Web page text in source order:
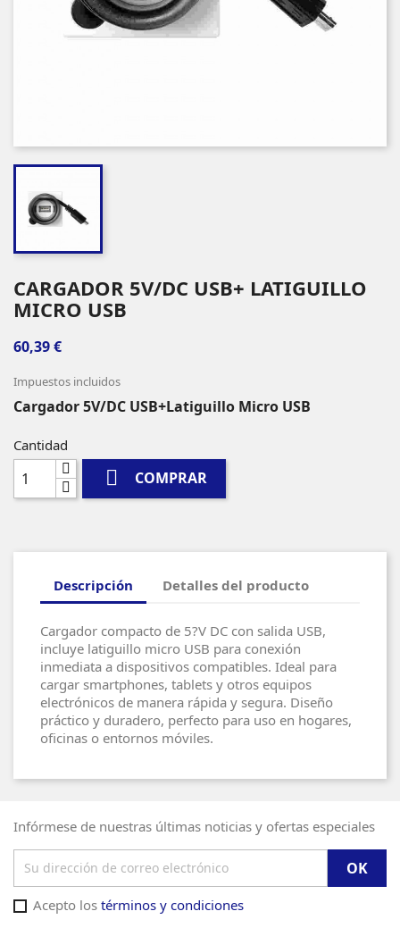
CARGADOR 5V/DC USB+ LATIGUILLO
MICRO USB
60,39 €
Impuestos incluidos
Cargador 5V/DC USB+Latiguillo Micro USB
Cantidad
 COMPRAR
Descripción Detalles del producto
Cargador compacto de 5?V DC con salida USB,
incluye latiguillo micro USB para conexión
inmediata a dispositivos compatibles. Ideal para
cargar smartphones, tablets y otros equipos
electrónicos de manera rápida y segura. Diseño
práctico y duradero, perfecto para uso en hogares,
oficinas o entornos móviles.
Infórmese de nuestras últimas noticias y ofertas especiales
Acepto los términos y condiciones